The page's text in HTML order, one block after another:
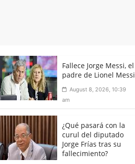
Fallece Jorge Messi, el
padre de Lionel Messi
August 8, 2026, 10:39
am
¿Qué pasará con la
curul del diputado
Jorge Frías tras su
fallecimiento?